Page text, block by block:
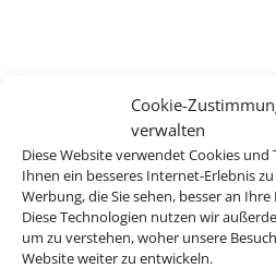
Cookie-
verwalten
Diese Website verwendet Cookies
Ihnen ein besseres Internet-Erlebnis
Werbung, die Sie sehen, besser an
Diese Technologien nutzen wir
um zu verstehen, woher unsere
Website weiter zu entwickeln.